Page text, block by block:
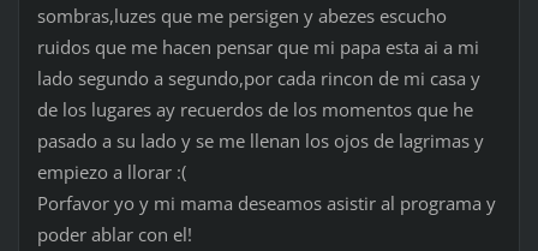
sombras,luzes que me persigen y abezes escucho
ruidos que me hacen pensar que mi papa esta ai a mi
lado segundo a segundo,por cada rincon de mi casa y
de los lugares ay recuerdos de los momentos que he
pasado a su lado y se me llenan los ojos de lagrimas y
empiezo a llorar :(
Porfavor yo y mi mama deseamos asistir al programa y
poder ablar con el!